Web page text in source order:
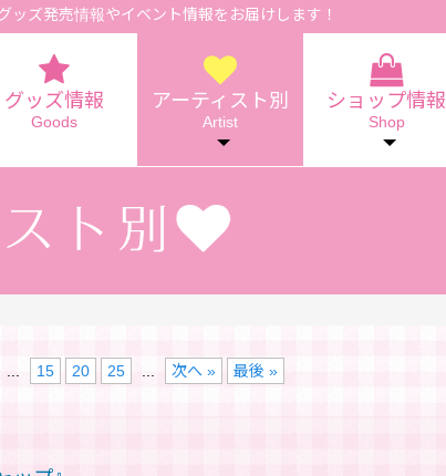
ッズ発売情報やイベント情報をお届けします！
グッズ情報
Goods
アーティスト別
Artist
ショップ情報
Shop
... 15 20 25 ... 次へ » 最後 »